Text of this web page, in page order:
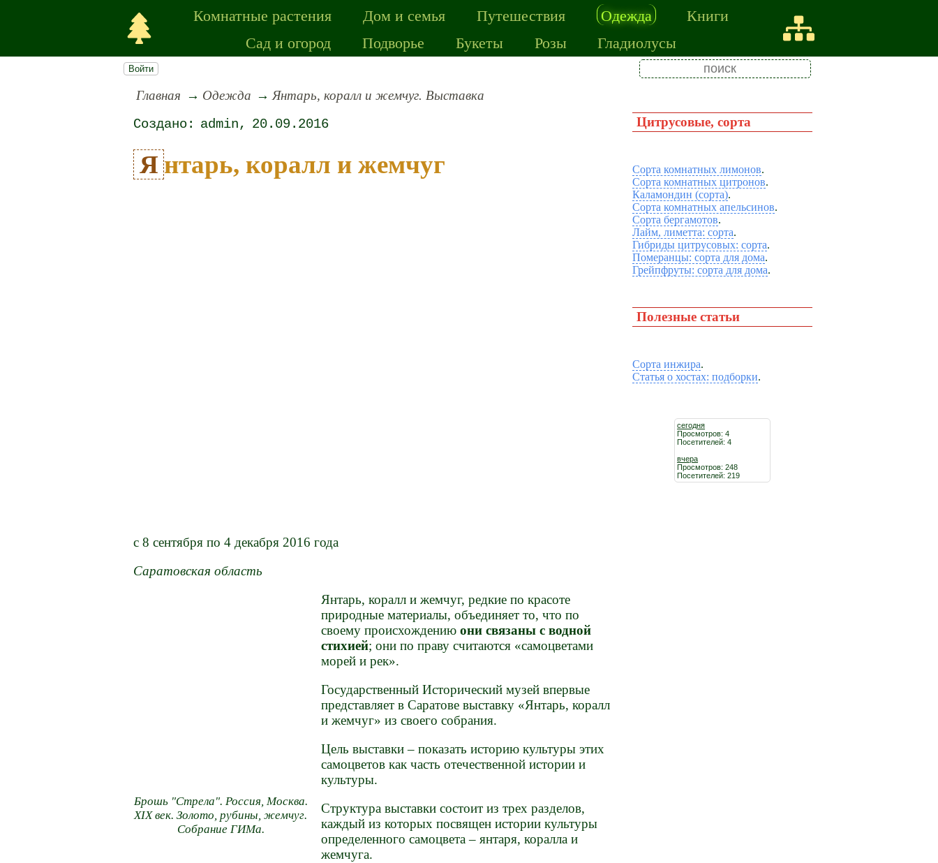
Комнатные растения Дом и семья Путешествия Одежда
Книги
Сад и огород
Подворье Букеты Розы Гладиолусы
Войти
Цитрусовые, сорта
Сорта комнатных лимонов.
Сорта комнатных цитронов.
Каламондин (сорта).
Сорта комнатных апельсинов.
Сорта бергамотов.
Лайм, лиметта: сорта.
Гибриды цитрусовых: сорта.
Померанцы: сорта для дома.
Грейпфруты: сорта для дома.
Полезные статьи
Сорта инжира.
Статья о хостах: подборки.
сегодня
Просмотров: 4
Посетителей: 4
вчера
Просмотров: 248
Посетителей: 219
Главная Одежда Янтарь, коралл и жемчуг. Выставка
admin 20.09.2016
Янтарь, коралл и жемчуг
c 8 сентября по 4 декабря 2016 года
Саратовская область
Брошь "Стрела". Россия, Москва.
XIX век. Золото, рубины, жемчуг.
Собрание ГИМа.
Янтарь, коралл и жемчуг, редкие по красоте
природные материалы, объединяет то, что по
своему происхождениюони связаны с водной
стихией; они по праву считаются «самоцветами
морей и рек».
Государственный Исторический музей впервые
представляет в Саратове выставку «Янтарь, коралл
и жемчуг» из своего собрания.
Цель выставки – показать историю культуры этих
самоцветов как часть отечественной истории и
культуры.
Структура выставки состоит из трех разделов,
каждый из которых посвящен истории культуры
определенного самоцвета – янтаря, коралла и
жемчуга.